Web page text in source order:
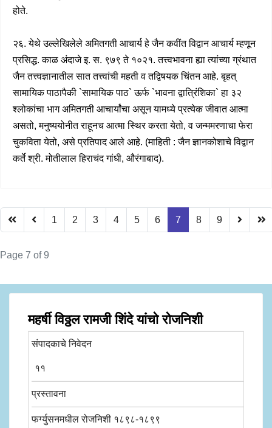
होते.
२६. येथे उल्लेखिलेले अमितगती आचार्य हे जैन कवींत विद्वान आचार्य म्हणून
प्रसिद्ध. काळ अंदाजे इ. स. ९७९ ते १०२१. तत्त्वभावना ह्या त्यांच्या ग्रंथात
जैन तत्त्वज्ञानातील सात तत्त्वांची महती व तद्विषयक चिंतन आहे. बृहत्
सामायिक पाठापैकी `सामायिक पाठ` ऊर्फ `भावना द्वात्रिंशिका` हा ३२
श्लोकांचा भाग अमितगती आचार्यांचा असून यामध्ये प्रत्येक जीवात आत्मा
असतो, मनुष्ययोनीत राहूनच आत्मा स्थिर करता येतो, व जन्ममरणाचा फेरा
चुकविता येतो, असे प्रतिपाद आले आहे. (माहिती : जैन ज्ञानकोशाचे विद्वान
कर्ते श्री. मोतीलाल हिराचंद गांधी, औरंगाबाद).
1 2 3 4 5 6 7 8 9
Page 7 of 9
महर्षी विठ्ठल रामजी शिंदे यांचो रोजनिशी
संपादकाचे निवेदन
११
प्रस्तावना
फर्ग्युसनमधील रोजनिशी १८९८-१८९९